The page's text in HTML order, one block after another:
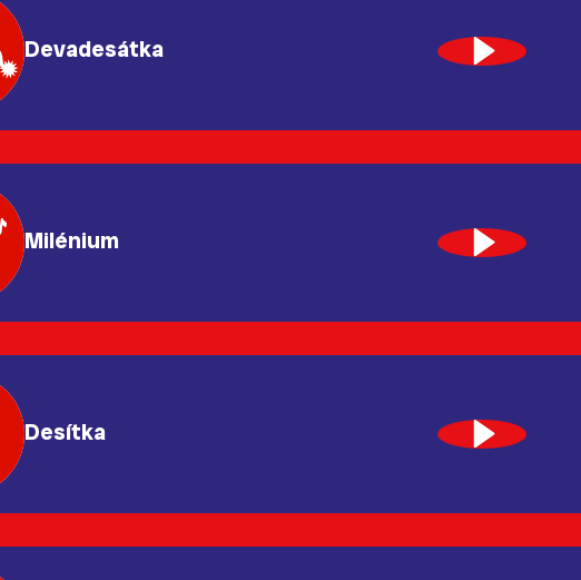
Devadesátka
Milénium
Desítka